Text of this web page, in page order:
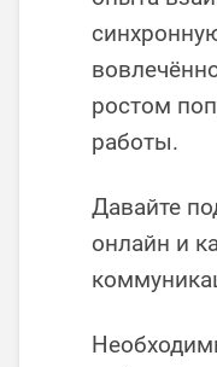
ростом
работы.
Давайте
онлайн и